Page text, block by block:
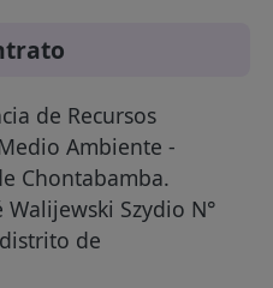
de Recursos
Ambiente -
Chontabamba.
Walijewski Szydio N°
de